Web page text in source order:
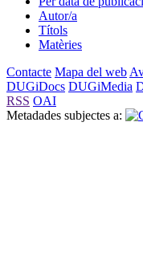
Autor/a
Títols
Matèries
Contacte Mapa del web
DUGiDocs DUGiMedia
RSS OAI
Metadades subjectes a: